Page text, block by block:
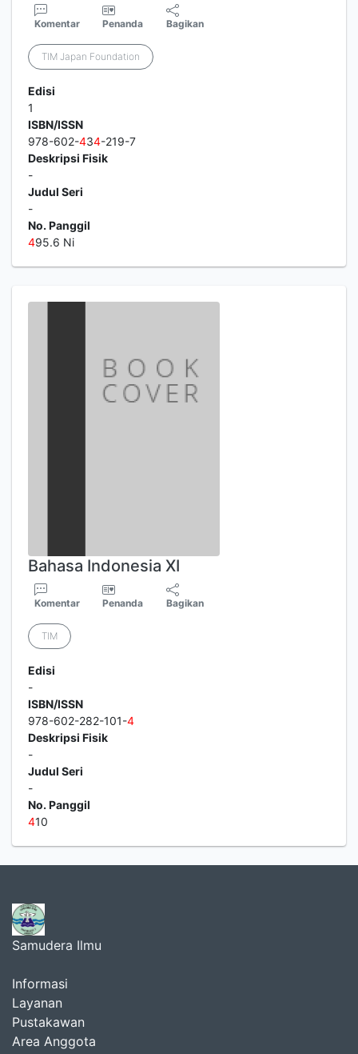
Komentar Penanda Bagikan
TIM Japan Foundation
Edisi
1
ISBN/ISSN
978-602-434-219-7
Deskripsi Fisik
-
Judul Seri
-
No. Panggil
495.6 Ni
Bahasa Indonesia XI
Komentar Penanda Bagikan
TIM
Edisi
-
ISBN/ISSN
978-602-282-101-4
Deskripsi Fisik
-
Judul Seri
-
No. Panggil
410
Samudera Ilmu
Informasi
Layanan
Pustakawan
Area Anggota